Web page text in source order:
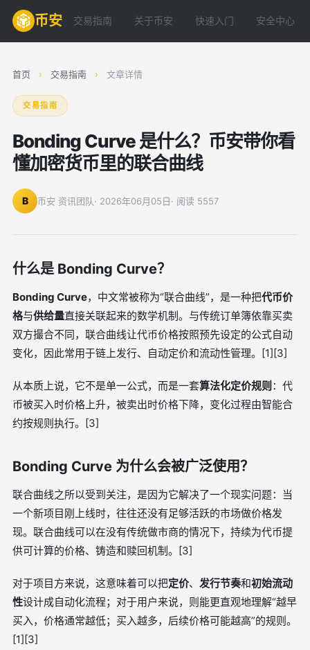
币安 交易指南 关于币安 快速入门 安全中心
首页 › 交易指南 › 文章详情
交易指南
Bonding Curve 是什么？币安带你看
懂加密货币里的联合曲线
B 币安 资讯团队· 2026年06月05日· 阅读 5557
什么是 Bonding Curve？
Bonding Curve，中文常被称为“联合曲线”，是一种把代币价
格与供给量直接关联起来的数学机制。与传统订单簿依靠买卖
双方撮合不同，联合曲线让代币价格按照预先设定的公式自动
变化，因此常用于链上发行、自动定价和流动性管理。[1][3]
从本质上说，它不是单一公式，而是一套算法化定价规则 ：代
币被买入时价格上升，被卖出时价格下降，变化过程由智能合
约按规则执行。[3]
Bonding Curve 为什么会被广泛使用？
联合曲线之所以受到关注，是因为它解决了一个现实问题：当
一个新项目刚上线时，往往还没有足够活跃的市场做价格发
现。联合曲线可以在没有传统做市商的情况下，持续为代币提
供可计算的价格、铸造和赎回机制。[3]
对于项目方来说，这意味着可以把定价、 发行节奏和初始流动
性设计成自动化流程；对于用户来说，则能更直观地理解“越早
买入，价格通常越低；买入越多，后续价格可能越高”的规则。
[1][3]